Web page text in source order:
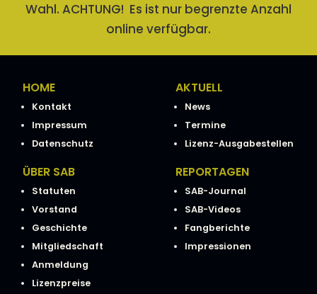
Wahl. ACHTUNG! Es ist nur begrenzte Anzahl
online verfügbar.
HOME
Kontakt
Impressum
Datenschutz
AKTUELL
News
Termine
Lizenz-Ausgabestellen
ÜBER SAB
Statuten
Vorstand
Geschichte
Mitgliedschaft
Anmeldung
Lizenzpreise
REPORTAGEN
SAB-Journal
SAB-Videos
Fangberichte
Impressionen